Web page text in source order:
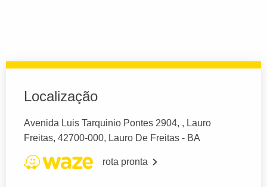
Localização
Avenida Luis Tarquinio Pontes 2904, , Lauro
Freitas, 42700-000, Lauro De Freitas - BA
rota pronta